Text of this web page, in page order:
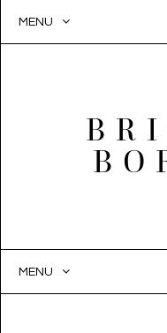
MENU
MENU